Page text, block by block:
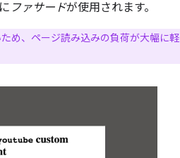
ファサードが使用されます。
め、ページ読み込みの負荷が大幅に軽